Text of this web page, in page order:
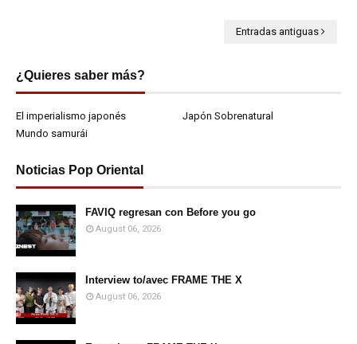
Entradas antiguas
¿Quieres saber más?
El imperialismo japonés
Japón Sobrenatural
Mundo samurái
Noticias Pop Oriental
FAVIQ regresan con Before you go
August 06, 2026
Interview to/avec FRAME THE X
August 06, 2026